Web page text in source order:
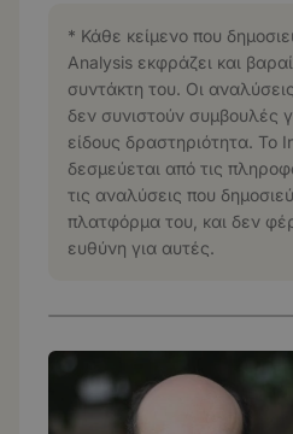
* Κάθε κείμενο που
Analysis εκφράζει και
συντάκτη του. Οι
δεν συνιστούν συμβουλές
είδους δραστηριότητα. Το
δεσμεύεται από τις
τις αναλύσεις που
πλατφόρμα του, και δεν
ευθύνη για αυτές.